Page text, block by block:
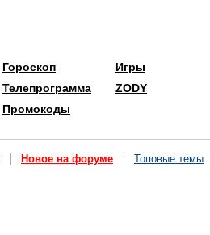
Гороскоп
Телепрограмма
Промокоды
Игры
ZODY
Новое на форуме Топовые темы